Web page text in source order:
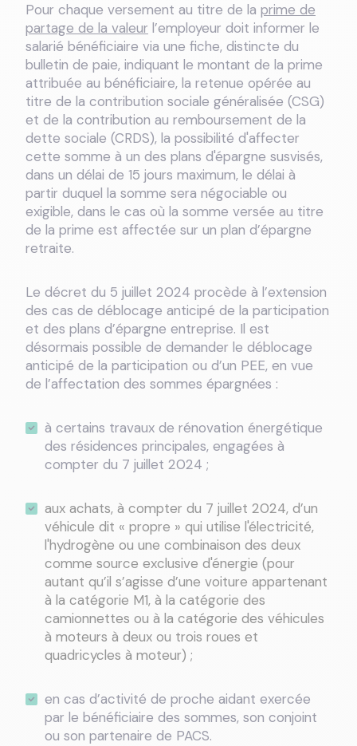
Pour chaque versement au titre de la prime de
partage de la valeur l’employeur doit informer le
salarié bénéficiaire via une fiche, distincte du
bulletin de paie, indiquant le montant de la prime
attribuée au bénéficiaire, la retenue opérée au
titre de la contribution sociale généralisée (CSG)
et de la contribution au remboursement de la
dette sociale (CRDS), la possibilité d'affecter
cette somme à un des plans d'épargne susvisés,
dans un délai de 15 jours maximum, le délai à
partir duquel la somme sera négociable ou
exigible, dans le cas où la somme versée au titre
de la prime est affectée sur un plan d’épargne
retraite.
Le décret du 5 juillet 2024 procède à l’extension
des cas de déblocage anticipé de la participation
et des plans d’épargne entreprise. Il est
désormais possible de demander le déblocage
anticipé de la participation ou d’un PEE, en vue
de l’affectation des sommes épargnées :
à certains travaux de rénovation énergétique
des résidences principales, engagées à
compter du 7 juillet 2024 ;
aux achats, à compter du 7 juillet 2024, d’un
véhicule dit « propre » qui utilise l'électricité,
l'hydrogène ou une combinaison des deux
comme source exclusive d'énergie (pour
autant qu’il s’agisse d’une voiture appartenant
à la catégorie M1, à la catégorie des
camionnettes ou à la catégorie des véhicules
à moteurs à deux ou trois roues et
quadricycles à moteur) ;
en cas d’activité de proche aidant exercée
par le bénéficiaire des sommes, son conjoint
ou son partenaire de PACS.